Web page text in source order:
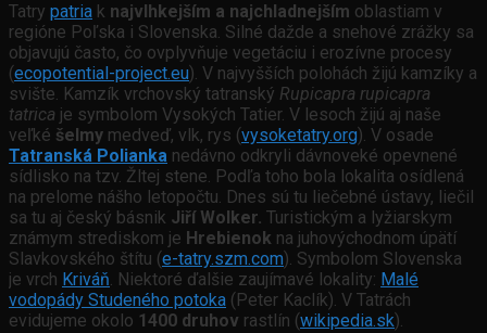
Tatry patria k najvlhkejším a najchladnejším oblastiam v
regióne Poľska i Slovenska. Silné dažde a snehové zrážky sa
objavujú často, čo ovplyvňuje vegetáciu i erozívne procesy
(ecopotential-project.eu). V najvyšších polohách žijú kamzíky a
svište. Kamzík vrchovský tatranský Rupicapra rupicapra
tatrica je symbolom Vysokých Tatier. V lesoch žijú aj naše
veľké šelmy medveď, vlk, rys (vysoketatry.org). V osade
Tatranská Polianka nedávno odkryli dávnoveké opevnené
sídlisko na tzv. Žltej stene. Podľa toho bola lokalita osídlená
na prelome nášho letopočtu. Dnes sú tu liečebné ústavy, liečil
sa tu aj český básnik Jiří Wolker. Turistickým a lyžiarskym
známym strediskom je Hrebienok na juhovýchodnom úpätí
Slavkovského štítu (e-tatry.szm.com). Symbolom Slovenska
je vrch Kriváň. Niektoré ďalšie zaujímavé lokality: Malé
vodopády Studeného potoka (Peter Kaclík). V Tatrách
evidujeme okolo 1400 druhov rastlín (wikipedia.sk).